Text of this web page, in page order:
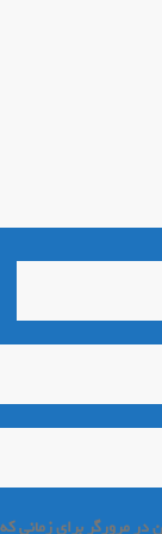
در مرورگر برای زمانی